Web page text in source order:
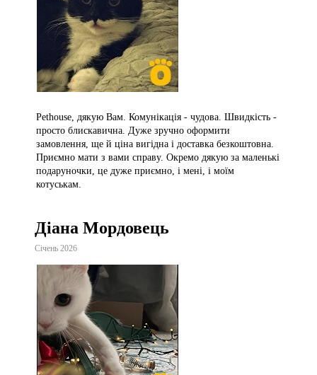
Pethouse, дякую Вам. Комунікація - чудова. Швидкість -
просто блискавична. Дуже зручно оформити
замовлення, ще й ціна вигідна і доставка безкоштовна.
Приємно мати з вами справу. Окремо дякую за маленькі
подаруночки, це дуже приємно, і мені, і моїм
котуськам.
Діана Мордовець
Січень 2026